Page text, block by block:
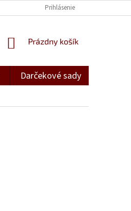
Prihlásenie
NÁKUPNÝ
Prázdny košík
Darčekové sady